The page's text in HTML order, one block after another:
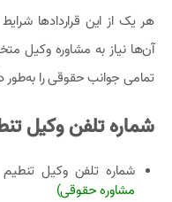
هر یک از این قراردادها
آن‌ها نیاز به مشاوره وکیل
تمامی جوانب حقوقی را
شماره تلفن وکیل
شماره تلفن وکیل تنطیم
مشاوره حقوقی)